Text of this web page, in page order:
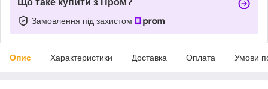
Замовлення під захистом
Опис Характеристики Доставка Оплата Умови